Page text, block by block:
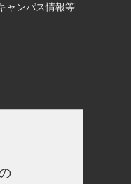
ャンパス情報等